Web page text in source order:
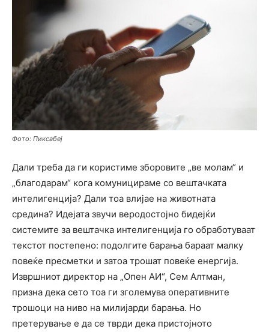
Фото: Пиксабеј
Дали треба да ги користиме зборовите „ве молам“ и
„благодарам“ кога комуницираме со вештачката
интелигенција? Дали тоа влијае на животната
средина? Идејата звучи веродостојно бидејќи
системите за вештачка интелигенција го обработуваат
текстот постепено: подолгите барања бараат малку
повеќе пресметки и затоа трошат повеќе енергија.
Извршниот директор на „Опен АИ“, Сем Алтман,
призна дека сето тоа ги зголемува оперативните
трошоци на ниво на милијарди барања. Но
претерување е да се тврди дека пристојното